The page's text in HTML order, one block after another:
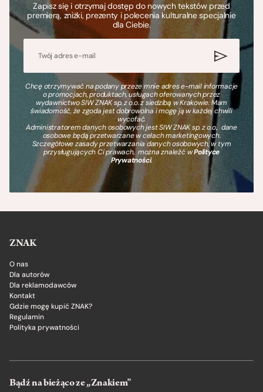
Zapisz się i otrzymaj dostęp do nowych tekstów przed
premierą, zniżki, prezenty i polecenia kulturalne specjalnie
dla Ciebie.
Chcę otrzymywać na podany przeze mnie adres e-mail informacje
o promocjach, produktach, usługach oferowanych przez
wydawnictwo SIW ZNAK sp. z o.o. z siedzibą w Krakowie. Mam
świadomość, że zgoda jest dobrowolna i mogę ją w każdej chwili
wycofać.
Administratorem danych osobowych jest SIW ZNAK sp. z o.o., dane
osobowe będą przetwarzane w celach marketingowych.
Szczegółowe zasady przetwarzania danych osobowych, w tym
przysługujących Ci prawach, można znaleźć wPolityce
Prywatności.
ZNAK
O nas
Dla autorów
Dla reklamodawców
Kontakt
Gdzie mogę kupić ZNAK?
Regulamin
Polityka prywatności
Bądź na bieżąco ze „Znakiem”